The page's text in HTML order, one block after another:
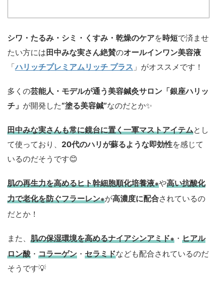
シワ・たるみ・シミ・くすみ・乾燥のケアを時短で済ませ
たい方には 田中みな実さん絶賛のオールインワン美容液
「ハリッチプレミアムリッチ プラス 」がオススメです！
多くの芸能人・モデルが通う美容鍼灸サロン「銀座ハリッ
チ」 が開発した“塗る美容鍼”なのだとか✨
田中みな実さんも常に鏡台に置く一軍マストアイテムとし
て使っており、 20代のハリが蘇るような即効性を感じて
いるのだそうです😊
肌の再生力を高めるヒト幹細胞順化培養液※や高い抗酸化
力で老化を防ぐフラーレン※が高濃度に配合されているの
だとか！
また、 肌の保湿環境を高めるナイアシンアミド※ ・ ヒアル
ロン酸 ・ コラーゲン ・ セラミドなども配合されているのだ
そうです💡